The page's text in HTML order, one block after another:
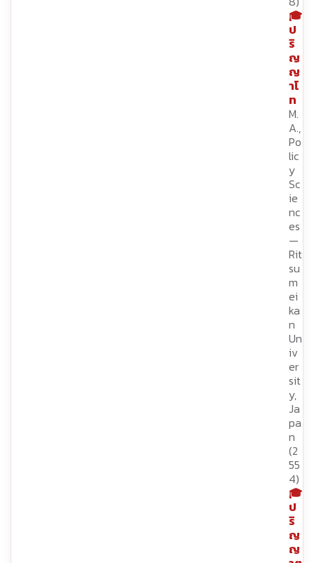
🎓
ป
ริ
ญ
ญ
าโ
ท
M.
A.,
Po
lic
y
Sc
ie
nc
es
—
Rit
su
m
ei
ka
n
Un
iv
er
sit
y,
Ja
pa
n
(2
55
4)
🎓
ป
ริ
ญ
ญ